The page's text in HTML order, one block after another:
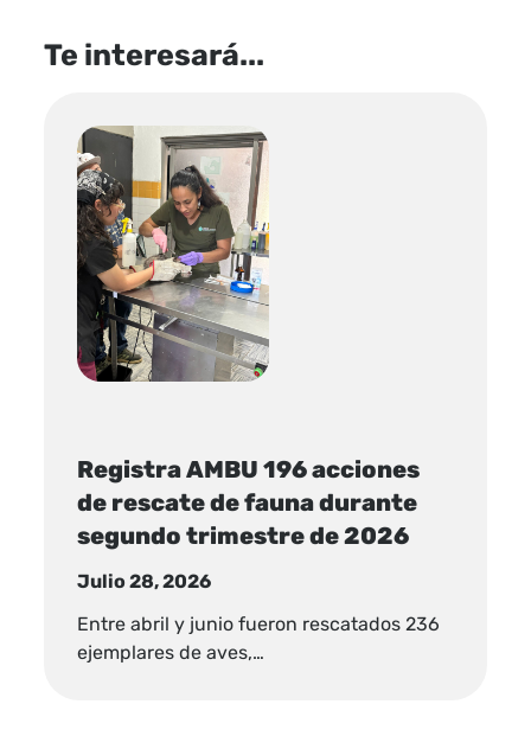
Te interesará...
Registra AMBU 196 acciones
de rescate de fauna durante
segundo trimestre de 2026
Julio 28, 2026
Entre abril y junio fueron rescatados 236
ejemplares de aves,…